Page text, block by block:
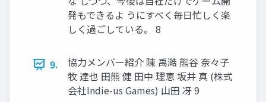
発もできるよ うにすべく毎日忙しく楽
しく過ごしている。 8
9.
協力メンバー紹介 陳 禹澔 熊谷 奈々子
牧 達也 田熊 健 田中 理恵 坂井 真 (株式
会社Indie-us Games) 山田 冴 9